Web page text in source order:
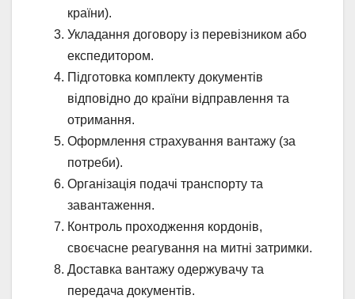
країни).
Укладання договору із перевізником або
експедитором.
Підготовка комплекту документів
відповідно до країни відправлення та
отримання.
Оформлення страхування вантажу (за
потреби).
Організація подачі транспорту та
завантаження.
Контроль проходження кордонів,
своєчасне реагування на митні затримки.
Доставка вантажу одержувачу та
передача документів.